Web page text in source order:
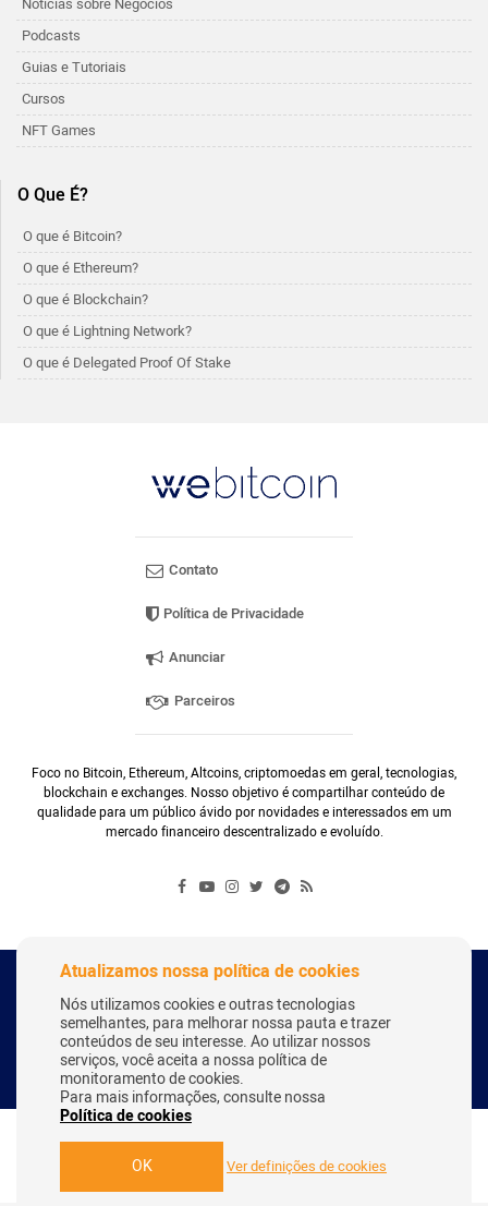
Podcasts
Guias e Tutoriais
Cursos
NFT Games
O Que É?
O que é Bitcoin?
O que é Ethereum?
O que é Blockchain?
O que é Lightning Network?
O que é Delegated Proof Of Stake
Contato
Política de Privacidade
Anunciar
Parceiros
Foco no Bitcoin, Ethereum, Altcoins, criptomoedas em geral, tecnologias,
blockchain e exchanges. Nosso objetivo é compartilhar conteúdo de
qualidade para um público ávido por novidades e interessados em um
mercado financeiro descentralizado e evoluído.
Copyright Webitcoin 2018 - Todos os Direitos Reservados
Desenvolvido por: Herick Correa
Atualizamos nossa política de cookies
Nós utilizamos cookies e outras tecnologias
semelhantes, para melhorar nossa pauta e trazer
conteúdos de seu interesse. Ao utilizar nossos
serviços, você aceita a nossa política de
monitoramento de cookies.
Para mais informações, consulte nossa
Política de cookies
OK Ver definições de cookies